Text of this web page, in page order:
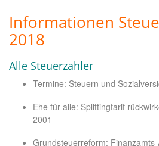
Informationen
2018
Alle Steuerzahler
Termine: Steuern und
Ehe für alle: Splittingtarif
2001
Grundsteuerreform: